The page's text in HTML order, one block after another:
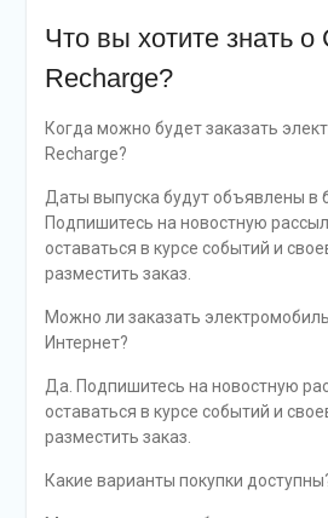
Что вы хотите знать о
Recharge?
Когда можно будет заказать
Recharge?
Даты выпуска будут объявлены в
Подпишитесь на новостную
оставаться в курсе событий и
разместить заказ.
Можно ли заказать
Интернет?
Да. Подпишитесь на новостную
оставаться в курсе событий и
разместить заказ.
Какие варианты покупки